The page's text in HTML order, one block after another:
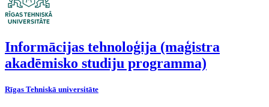
Informācijas tehnoloģija (maģistra
akadēmisko studiju programma)
Rīgas Tehniskā universitāte